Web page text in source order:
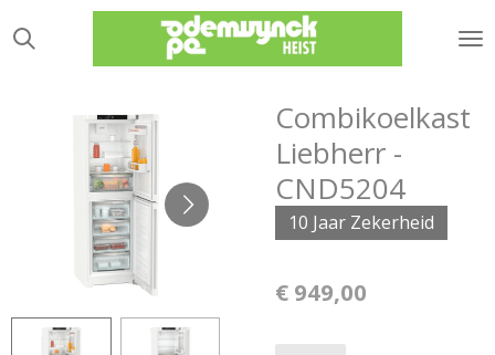
direct
hoofdinhoud
Combikoelkast
Liebherr -
CND5204
10 Jaar Zekerheid
€ 949,00